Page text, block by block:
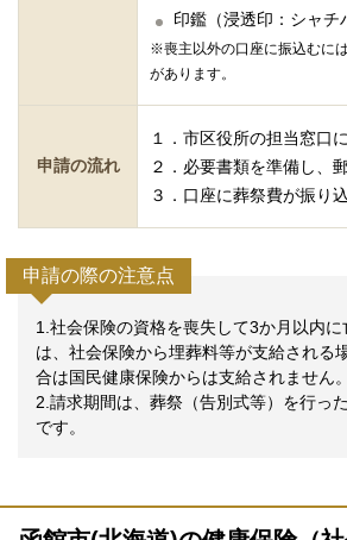
印鑑（浸透印：シャチ
※喪主以外の口座に振込むに
があります。
申請の流れ
１．市区役所の担当窓口
２．必要書類を準備し、
３．口座に葬祭費が振り
申請の際の注意点
1.社会保険の資格を喪失して3か月以内
は、社会保険から埋葬料等が支給される
合は国民健康保険からは支給されません。
2.請求期間は、葬祭（告別式等）を行っ
です。